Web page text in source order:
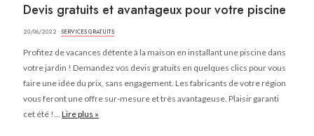
Devis gratuits et avantageux pour votre piscine
20/06/2022 ·SERVICES GRATUITS
Profitez de vacances détente à la maison en installant une piscine dans
votre jardin ! Demandez vos devis gratuits en quelques clics pour vous
faire une idée du prix, sans engagement. Les fabricants de votre région
vous feront une offre sur-mesure et très avantageuse. Plaisir garanti
cet été !... Lire plus »